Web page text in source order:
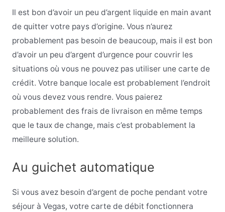
Il est bon d’avoir un peu d’argent liquide en main avant
de quitter votre pays d’origine. Vous n’aurez
probablement pas besoin de beaucoup, mais il est bon
d’avoir un peu d’argent d’urgence pour couvrir les
situations où vous ne pouvez pas utiliser une carte de
crédit. Votre banque locale est probablement l’endroit
où vous devez vous rendre. Vous paierez
probablement des frais de livraison en même temps
que le taux de change, mais c’est probablement la
meilleure solution.
Au guichet automatique
Si vous avez besoin d’argent de poche pendant votre
séjour à Vegas, votre carte de débit fonctionnera